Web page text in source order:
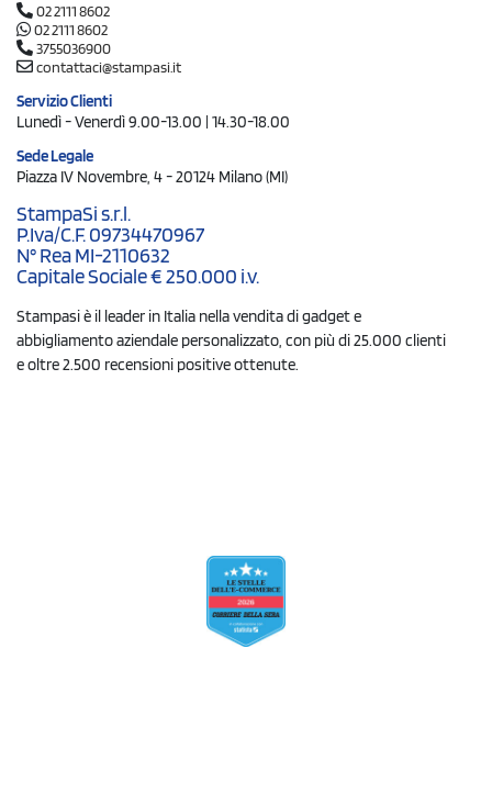
02 2111 8602
02 2111 8602
3755036900
contattaci@stampasi.it
Servizio Clienti
Lunedì - Venerdì 9.00-13.00 | 14.30-18.00
Sede Legale
Piazza IV Novembre, 4 - 20124 Milano (MI)
StampaSi s.r.l.
P.Iva/C.F. 09734470967
N° Rea MI-2110632
Capitale Sociale € 250.000 i.v.
Stampasi è il leader in Italia nella vendita di gadget e
abbigliamento aziendale personalizzato, con più di 25.000 clienti
e oltre 2.500 recensioni positive ottenute.